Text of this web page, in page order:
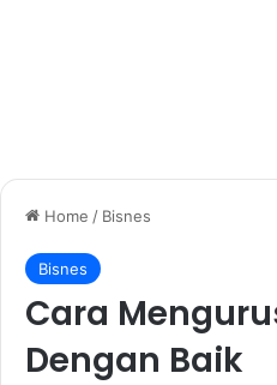
Home / Bisnes
Bisnes
Cara
Dengan Baik